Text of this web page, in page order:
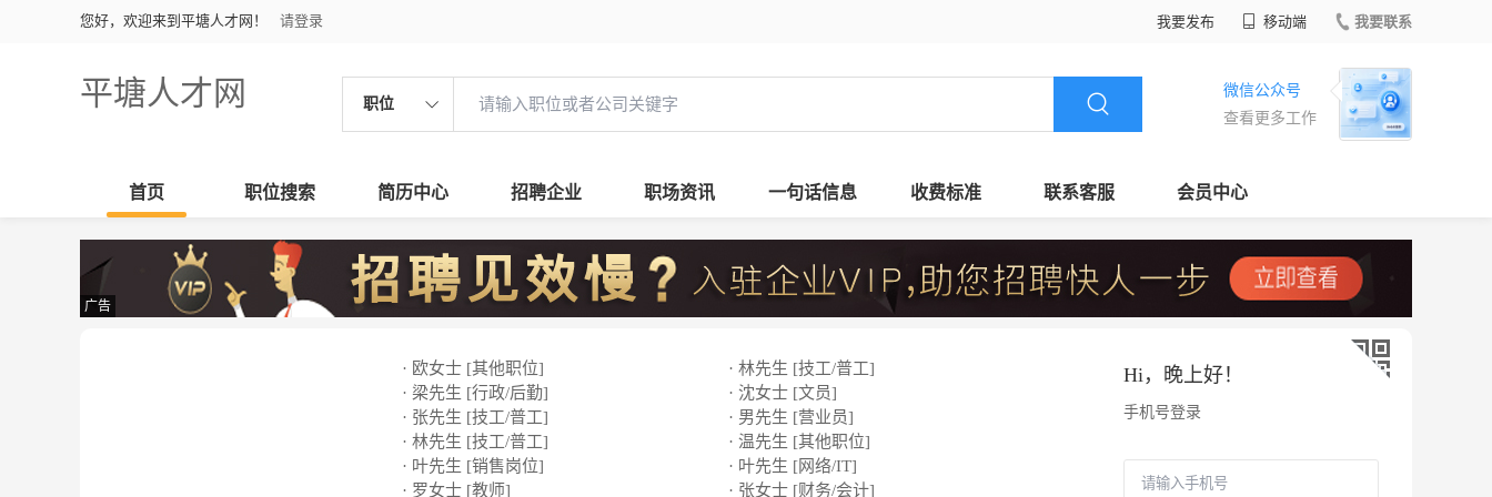
您好，欢迎来到平塘人才网！ 请登录 我要发布 移动端 我要联系
平塘人才网 职位
微信公众号
查看更多工作
首页 职位搜索 简历中心 招聘企业 职场资讯 一句话信息 收费标准 联系客服 会员中心
广告
· 欧女士 [其他职位]
· 林先生 [技工/普工]
· 梁先生 [行政/后勤]
· 沈女士 [文员]
· 张先生 [技工/普工]
· 男先生 [营业员]
· 林先生 [技工/普工]
· 温先生 [其他职位]
· 叶先生 [销售岗位]
· 叶先生 [网络/IT]
· 罗女士 [教师]
· 张女士 [财务/会计]
Hi， 晚上好！
手机号登录